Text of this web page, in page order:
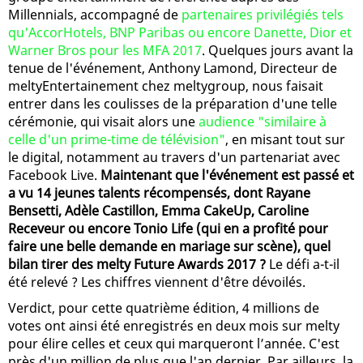
Millennials, accompagné de partenaires privilégiés tels
qu'AccorHotels, BNP Paribas ou encore Danette, Dior et
Warner Bros pour les MFA 2017. Quelques jours avant la
tenue de l'événement, Anthony Lamond, Directeur de
meltyEntertainement chez meltygroup, nous faisait
entrer dans les coulisses de la préparation d'une telle
cérémonie, qui visait alors uneaudience "similaire à
celle d'un prime-time de télévision", en misant tout sur
le digital, notamment au travers d'un partenariat avec
Facebook Live. Maintenant que l'événement est passé et
a vu 14 jeunes talents récompensés, dont Rayane
Bensetti, Adèle Castillon, Emma CakeUp, Caroline
Receveur ou encore Tonio Life (qui en a profité pour
faire une belle demande en mariage sur scène), quel
bilan tirer des melty Future Awards 2017 ? Le défi a-t-il
été relevé ? Les chiffres viennent d'être dévoilés.
Verdict, pour cette quatrième édition, 4 millions de
votes ont ainsi été enregistrés en deux mois sur melty
pour élire celles et ceux qui marqueront l’année. C'est